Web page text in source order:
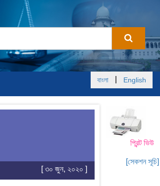
বাংলা English
প্রিন্ট ভিউ
[সেকশন সূচি]
[ ৩০ জুন, ২০২০ ]